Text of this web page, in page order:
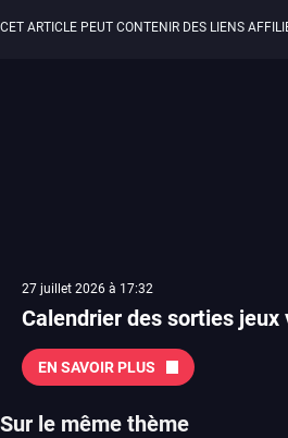
CET ARTICLE PEUT CONTENIR DES LIENS
27 juillet 2026 à 17:32
Calendrier des sorties jeux
EN SAVOIR PLUS
Sur le même thème